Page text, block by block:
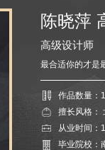
施工现场
陈晓萍
高级设计师
最合适你的才是
作品数量：
擅长风格：
从业时间：
毕业院校：